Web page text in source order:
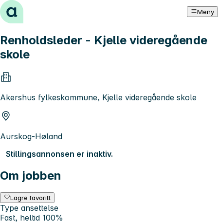
Hopp til innhold Meny
Renholdsleder - Kjelle videregående
skole
Akershus fylkeskommune, Kjelle videregående skole
Aurskog-Høland
Stillingsannonsen er inaktiv.
Om jobben
Lagre favoritt
Type ansettelse
Fast, heltid 100%